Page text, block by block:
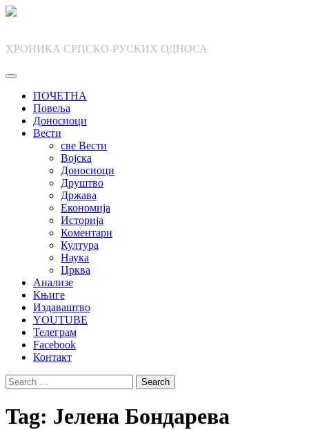
Skip
ХРОНИКА СРПСКО-РУСКИХ ОДНОСА
ПОЧЕТНА
Повеља
Доносиоци
Вести
све Вести
Војска
Доносиоци
Друштво
Држава
Економија
Историја
Коментари
Култура
Наука
Црква
Анализе
Књиге
Издаваштво
YOUTUBE
Телеграм
Facebook
Контакт
Search
for:
Tag: Јелена Бондарева